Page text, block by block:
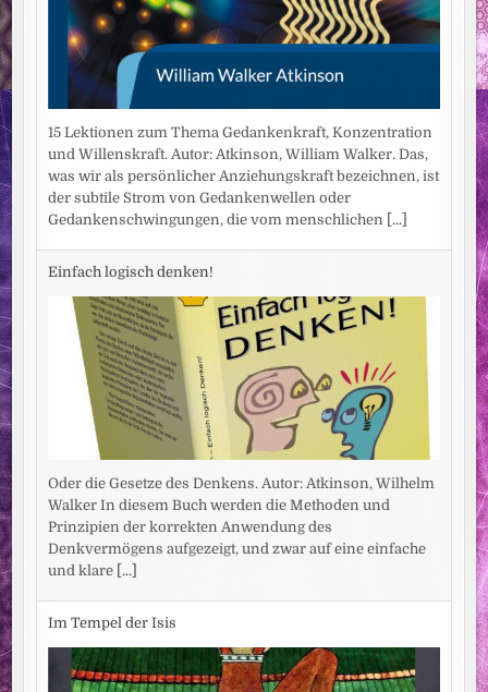
15 Lektionen zum Thema Gedankenkraft, Konzentration
und Willenskraft. Autor: Atkinson, William Walker. Das,
was wir als persönlicher Anziehungskraft bezeichnen, ist
der subtile Strom von Gedankenwellen oder
Gedankenschwingungen, die vom menschlichen [...]
Einfach logisch denken!
Oder die Gesetze des Denkens. Autor: Atkinson, Wilhelm
Walker In diesem Buch werden die Methoden und
Prinzipien der korrekten Anwendung des
Denkvermögens aufgezeigt, und zwar auf eine einfache
und klare [...]
Im Tempel der Isis